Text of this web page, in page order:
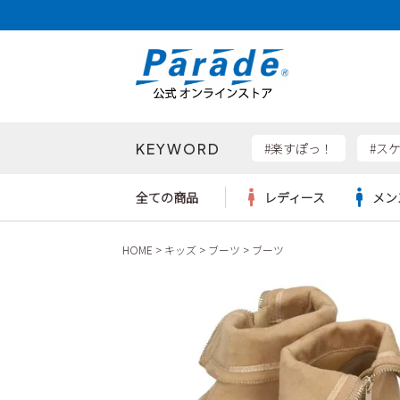
KEYWORD #楽すぽっ！ #ス
検索
全ての商品 レディース
レインシューズ
パンプス
スニーカー
ブーツ
ウェア
メ
レインシューズ
スニーカー
ビジネス・ドレスシューズ
レインシューズ
スニーカー
スクール
asics
瞬足
メンズ新入荷
キッズ新入荷
メンズSALE
キッズSALE
ボディバッグ
ハンドバッグ
ビジネスバッグ
財布
HOME キッズ ブーツ ブーツ